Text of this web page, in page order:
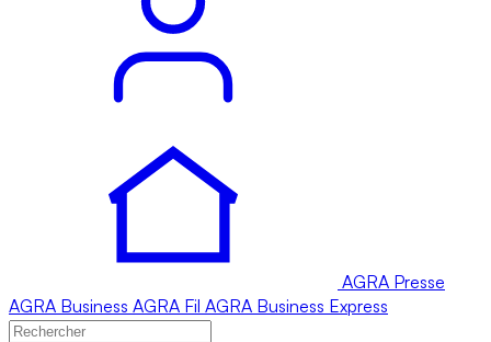
AGRA Presse
AGRA Business AGRA Fil AGRA Business Express